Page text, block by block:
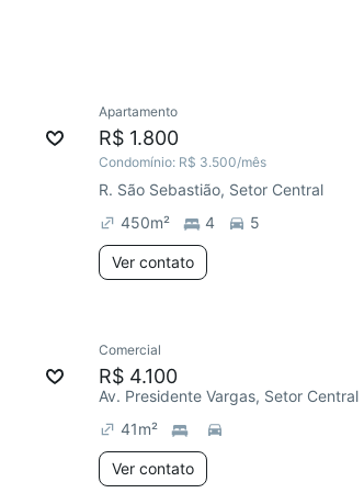
Apartamento
R$ 1.800
Condomínio: R$ 3.500/mês
R. São Sebastião, Setor Central
450m² 4 5
Ver contato
Comercial
R$ 4.100
Av. Presidente Vargas, Setor Central
41m²
Ver contato